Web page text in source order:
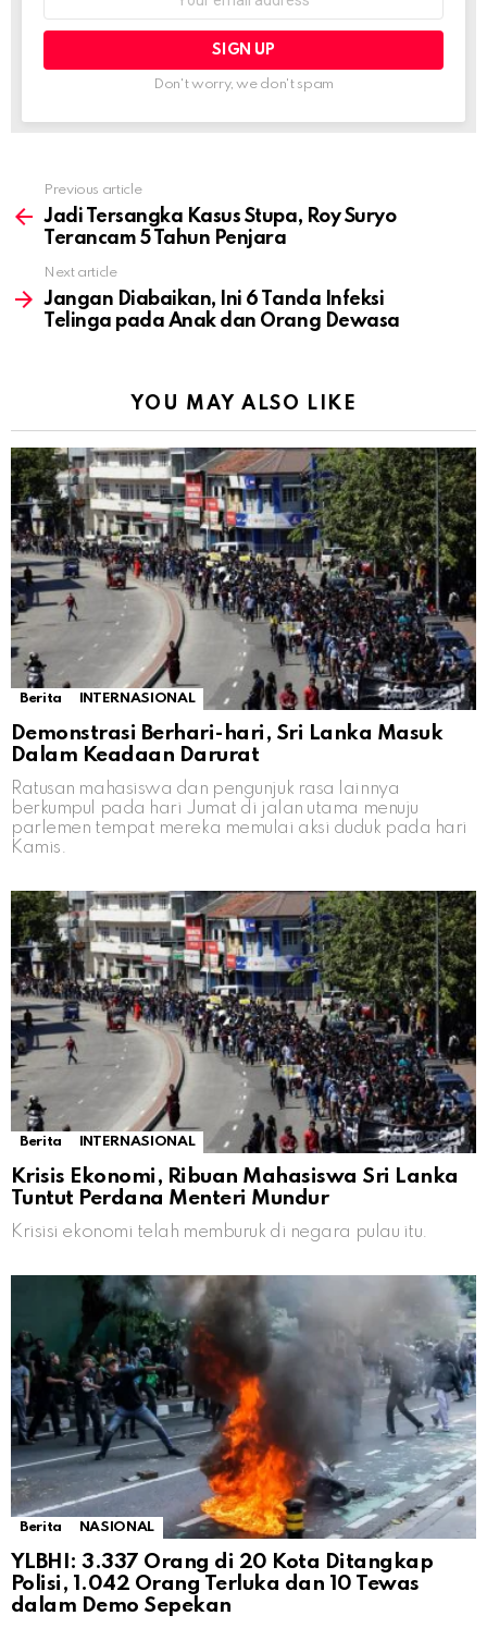
Don't worry, we don't spam
more
Previous article
Jadi Tersangka Kasus Stupa, Roy Suryo
Terancam 5 Tahun Penjara
Next article
Jangan Diabaikan, Ini 6 Tanda Infeksi
Telinga pada Anak dan Orang Dewasa
YOU MAY ALSO LIKE
Berita INTERNASIONAL
Demonstrasi Berhari-hari, Sri Lanka Masuk
Dalam Keadaan Darurat
Ratusan mahasiswa dan pengunjuk rasa lainnya
berkumpul pada hari Jumat di jalan utama menuju
parlemen tempat mereka memulai aksi duduk pada hari
Kamis.
Berita INTERNASIONAL
Krisis Ekonomi, Ribuan Mahasiswa Sri Lanka
Tuntut Perdana Menteri Mundur
Krisisi ekonomi telah memburuk di negara pulau itu.
Berita NASIONAL
YLBHI: 3.337 Orang di 20 Kota Ditangkap
Polisi, 1.042 Orang Terluka dan 10 Tewas
dalam Demo Sepekan